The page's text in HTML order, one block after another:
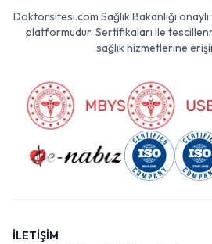
Doktorsitesi.com Sağlık Bakanlığı
platformudur. Sertifikaları ile
sağlık hizmetlerine
İLETİŞİM